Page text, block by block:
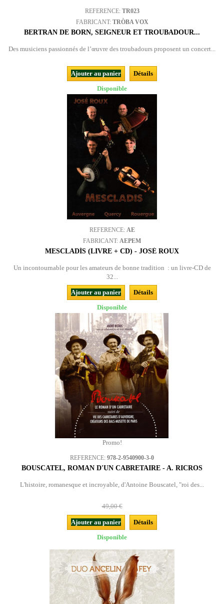
REFERENCE: TR023
FABRICANT: TRÒBA VOX
BERTRAN DE BORN, SEIGNEUR ET TROUBADOUR...
Des musiciens passionnés de l’œuvre des troubadours proposent un concert...
Ajouter au panier
Détails
Disponible
REFERENCE: AE
FABRICANT: AEPEM
MESCLADÍS (LIVRE + CD) - JOSÉ ROUX
Un incontournable pour les amateurs de bonne tradition : un livre-CD de
32...
Ajouter au panier
Détails
Disponible
Promo!
REFERENCE: 978-2-9540900-3-0
BOUSCATEL, ROMAN D'UN CABRETAIRE - A. RICROS
L'histoire, romanesque et incroyable, d'Antoine Bouscatel, "roi des...
49,00 €
Ajouter au panier
Détails
Disponible